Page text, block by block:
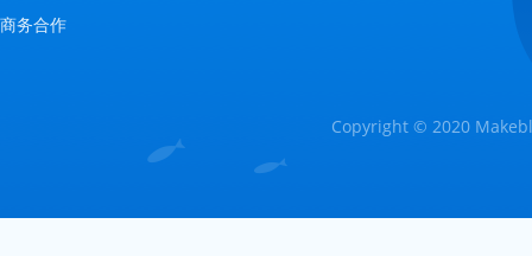
商务合作
Copyright © 2020